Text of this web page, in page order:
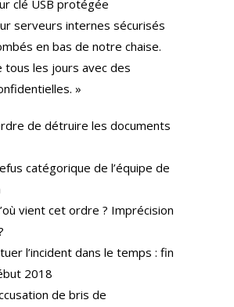
clé USB protégée
serveurs internes sécurisés
en bas de notre chaise.
tous les jours avec des
»
de détruire les documents
catégorique de l’équipe de
vient cet ordre ? Imprécision
l’incident dans le temps : fin
2018
de bris de